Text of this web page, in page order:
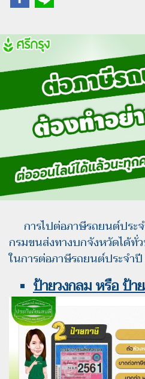
การไปต่อภาษีรถยนต์ประ
กรมขนส่งทางบกจังหวัดได้ทั่ว
ในการต่อภาษีรถยนต์ประจำปี
ป้ายวงกลม หรือ ป้า